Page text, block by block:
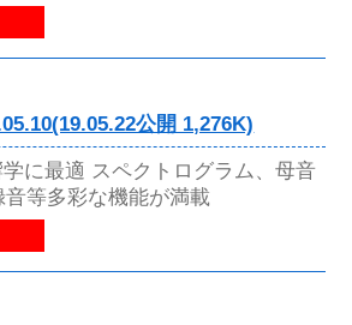
公開 1,276K)
に最適 スペクトログラム、母音
等多彩な機能が満載